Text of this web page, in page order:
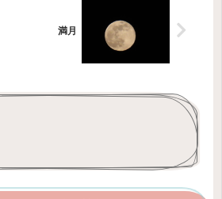
満月